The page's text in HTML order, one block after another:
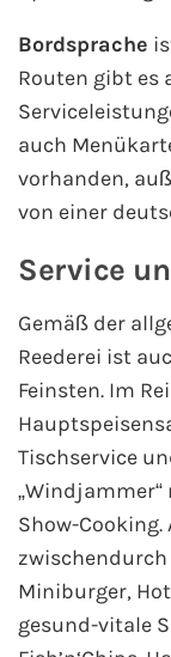
MSC
Costa
Phoenix Reisen
Hurtigruten
Norwegian
Royal
PLANTOURS
Alle Reedereien
Bordsprache
Routen gibt es
auch
vorhanden,
von einer
Service
Gemäß der
Reederei ist
Feinsten. Im
Tischservice
Show-
Miniburger,
gesund-vitale